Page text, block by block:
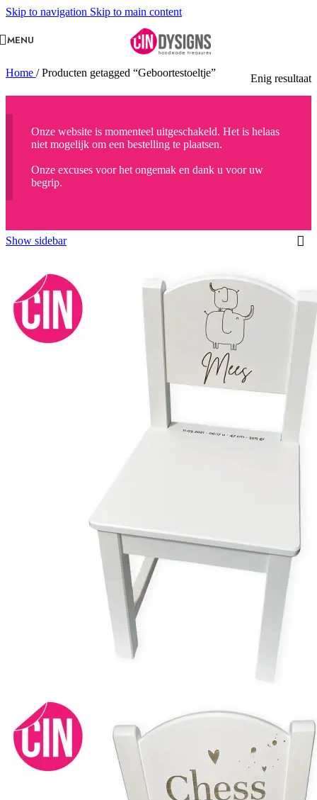
Skip to navigation Skip to main content
MENU
Home / Producten getagged “Geboortestoeltje” Enig resultaat
Onze website is momenteel uitgeschakeld. Het is helaas
niet mogelijk om een bestelling te plaatsen.
Onze excuses voor het ongemak en dank u voor uw
begrip.
Show sidebar